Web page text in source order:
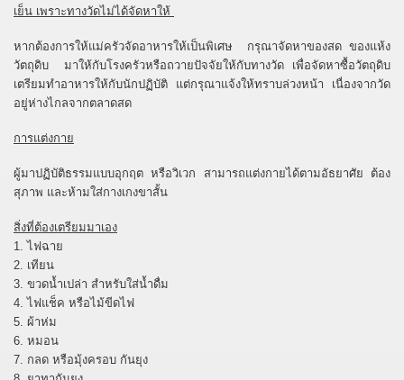
เย็น เพราะทางวัดไม่ได้จัดหาให้
หากต้องการให้แม่ครัวจัดอาหารให้เป็นพิเศษ กรุณาจัดหาของสด ของแห้ง
วัตถุดิบ มาให้กับโรงครัวหรือถวายปัจจัยให้กับทางวัด เพื่อจัดหาซื้อวัตถุดิบ
เตรียมทำอาหารให้กับนักปฏิบัติ แต่กรุณาแจ้งให้ทราบล่วงหน้า เนื่องจากวัด
อยู่ห่างไกลจากตลาดสด
การแต่งกาย
ผู้มาปฏิบัติธรรมแบบอุกฤต หรือวิเวก สามารถแต่งกายได้ตามอัธยาศัย ต้อง
สุภาพ และห้ามใส่กางเกงขาสั้น
สิ่งที่ต้องเตรียมมาเอง
1. ไฟฉาย
2. เทียน
3. ขวดน้ำเปล่า สำหรับใส่น้ำดื่ม
4. ไฟแช็ค หรือไม้ขีดไฟ
5. ผ้าห่ม
6. หมอน
7. กลด หรือมุ้งครอบ กันยุง